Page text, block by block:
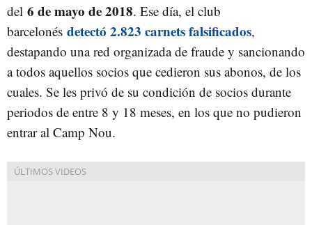
del 6 de mayo de 2018. Ese día, el club
barcelonés detectó 2.823 carnets falsificados,
destapando una red organizada de fraude y sancionando
a todos aquellos socios que cedieron sus abonos, de los
cuales. Se les privó de su condición de socios durante
periodos de entre 8 y 18 meses, en los que no pudieron
entrar al Camp Nou.